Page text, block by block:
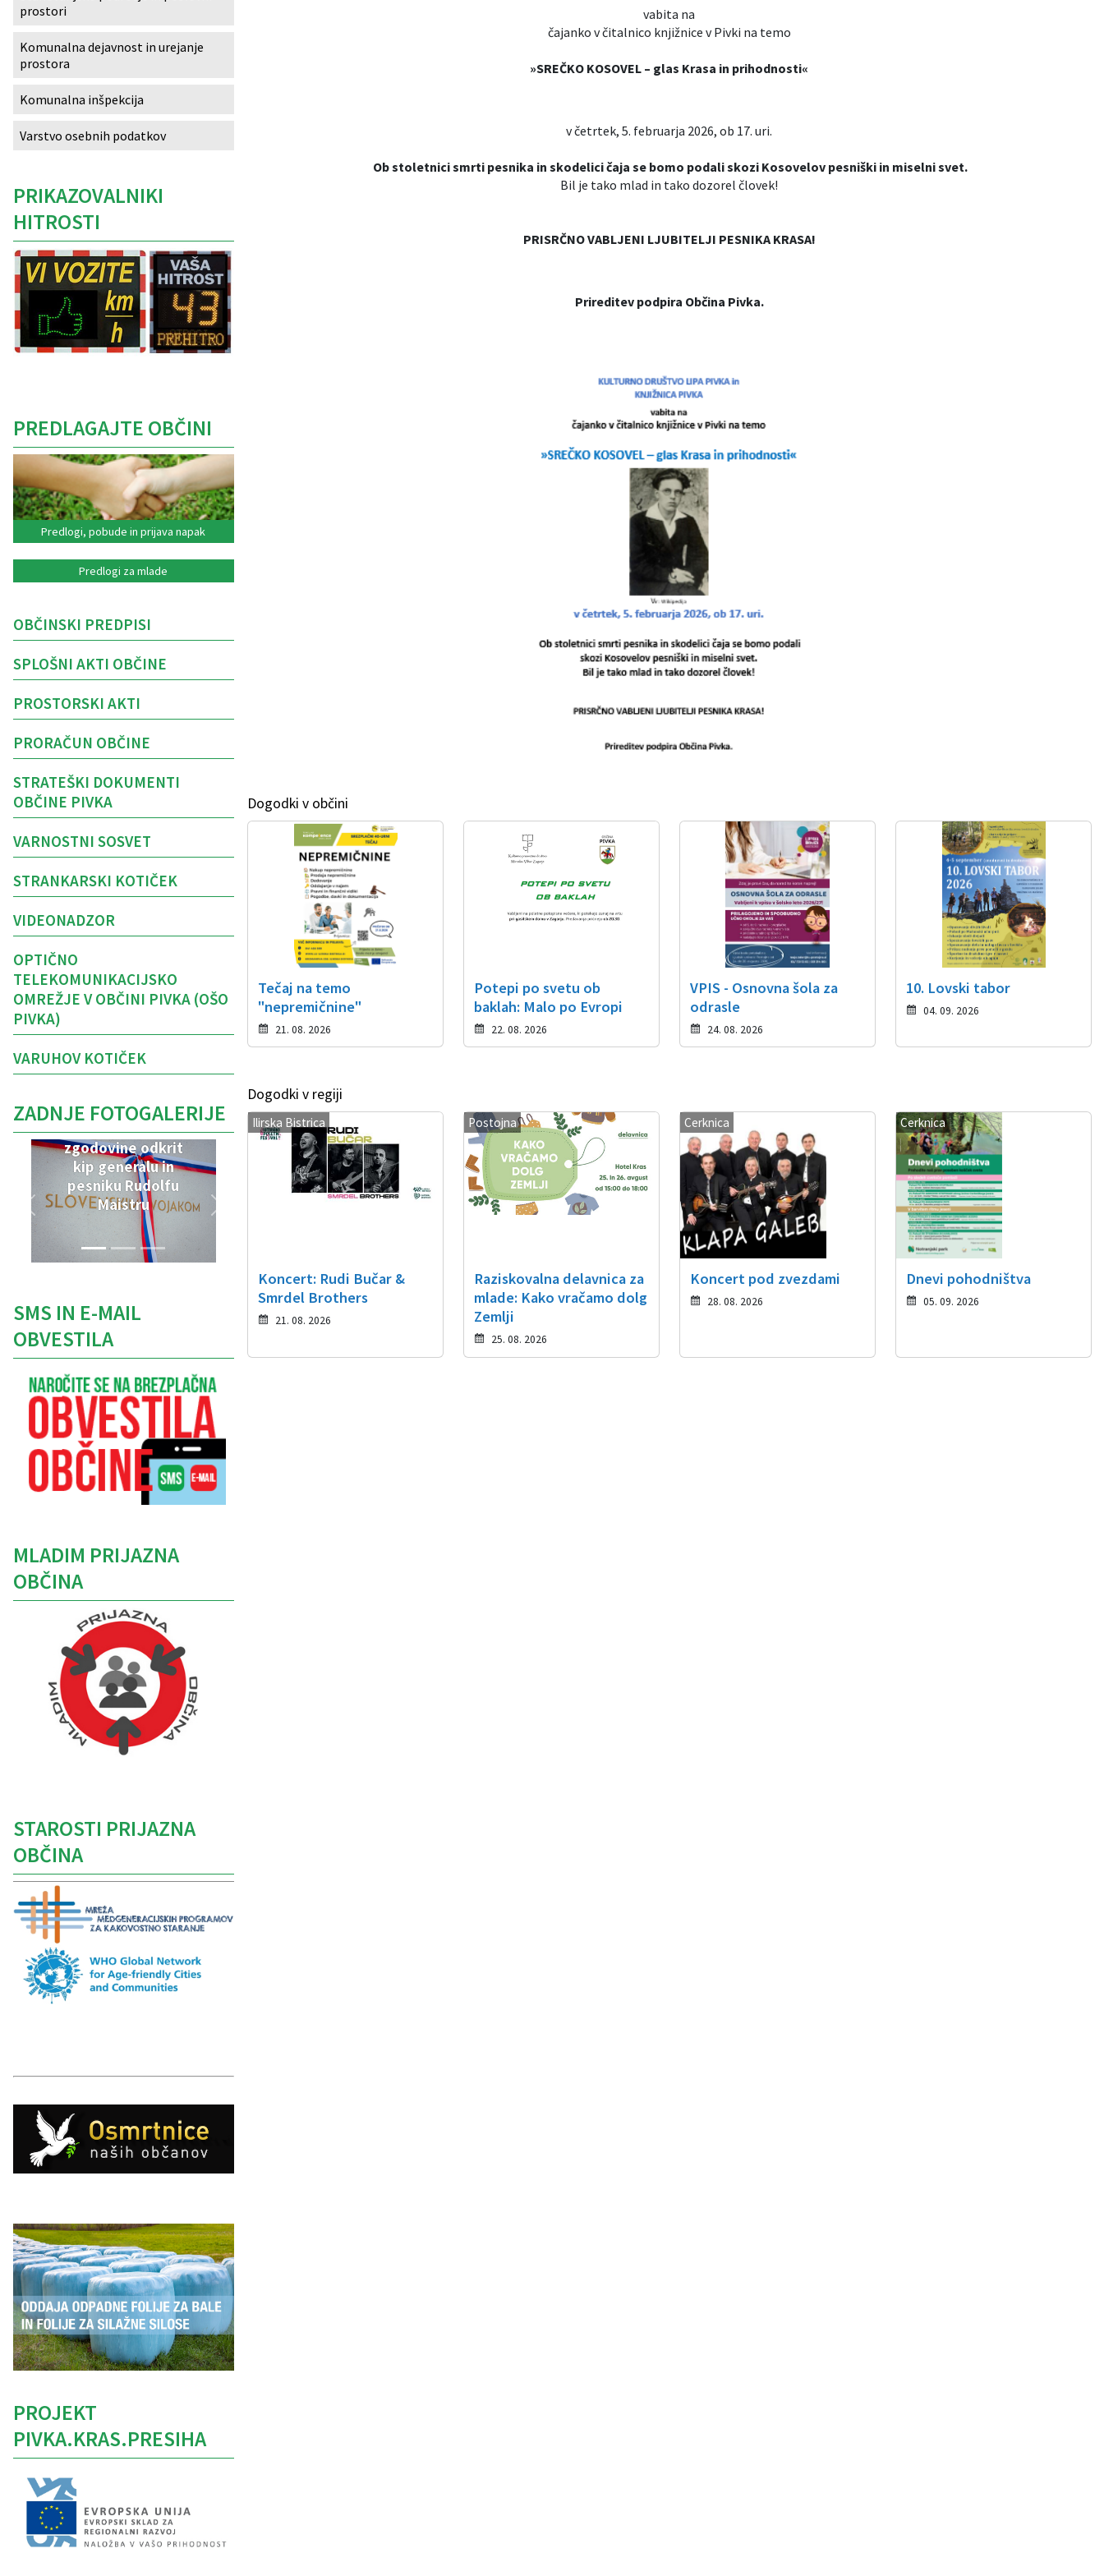
vabita na
čajanko v čitalnico knjižnice v Pivki na temo
»SREČKO KOSOVEL – glas Krasa in prihodnosti«
v četrtek, 5. februarja 2026, ob 17. uri.
Ob stoletnici smrti pesnika in skodelici čaja se bomo podali skozi Kosovelov pesniški in miselni svet.
Bil je tako mlad in tako dozorel človek!
PRISRČNO VABLJENI LJUBITELJI PESNIKA KRASA!
Prireditev podpira Občina Pivka.
Dogodki v občini
Tečaj na temo
"nepremičnine"
21. 08. 2026
Potepi po svetu ob
baklah: Malo po Evropi
22. 08. 2026
VPIS - Osnovna šola za
odrasle
24. 08. 2026
10. Lovski tabor
04. 09. 2026
Dogodki v regiji
Ilirska Bistrica
Koncert: Rudi Bučar &
Smrdel Brothers
21. 08. 2026
Postojna
Raziskovalna delavnica za
mlade: Kako vračamo dolg
Zemlji
25. 08. 2026
Cerknica
Koncert pod zvezdami
28. 08. 2026
Cerknica
Dnevi pohodništva
05. 09. 2026
prostori
Komunalna dejavnost in urejanje
prostora
Komunalna inšpekcija
Varstvo osebnih podatkov
PRIKAZOVALNIKI
HITROSTI
PREDLAGAJTE OBČINI
Predlogi, pobude in prijava napak
Predlogi za mlade
OBČINSKI PREDPISI
SPLOŠNI AKTI OBČINE
PROSTORSKI AKTI
PRORAČUN OBČINE
STRATEŠKI DOKUMENTI
OBČINE PIVKA
VARNOSTNI SOSVET
STRANKARSKI KOTIČEK
VIDEONADZOR
OPTIČNO
TELEKOMUNIKACIJSKO
OMREŽJE V OBČINI PIVKA (OŠO
PIVKA)
VARUHOV KOTIČEK
ZADNJE FOTOGALERIJE
V Parku vojaške
zgodovine odkrit
kip generalu in
pesniku Rudolfu
Maistru
SMS IN E-MAIL
OBVESTILA
MLADIM PRIJAZNA
OBČINA
STAROSTI PRIJAZNA
OBČINA
PROJEKT
PIVKA.KRAS.PRESIHA
Izobraževanje
Kultura, šport in turizem
Sociala in zdravstvo
Skupna občinska uprava